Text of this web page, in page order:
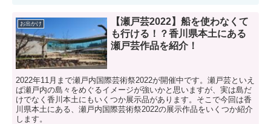
お出かけ
【瀬戸芸2022】船を使わなくて
も行ける！？香川県本土にある
瀬戸芸作品を紹介！
2022年11月まで瀬戸内国際芸術祭2022が開催中です。瀬戸芸といえ
ば瀬戸内の島々をめぐるイメージが強いかと思いますが、実は島だ
けでなく香川本土にもいくつか展示品があります。そこで今回は香
川県本土にある、瀬戸内国際芸術祭2022の展示作品をいくつか紹介
します。